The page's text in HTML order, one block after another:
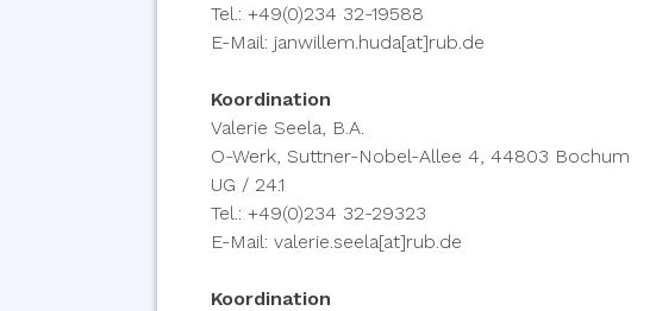
Tel.: +49(0)234 32-19588
E-Mail: janwillem.huda[at]rub.de
Koordination
Valerie Seela, B.A.
O-Werk, Suttner-Nobel-Allee 4, 44803 Bochum
UG / 24.1
Tel.: +49(0)234 32-29323
E-Mail: valerie.seela[at]rub.de
Koordination